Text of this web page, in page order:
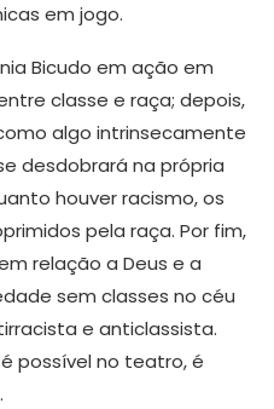
em jogo.
Bicudo em ação em
classe e raça; depois,
algo intrinsecamente
desdobrará na própria
houver racismo, os
pela raça. Por fim,
relação a Deus e a
sem classes no céu
e anticlassista.
possível no teatro, é